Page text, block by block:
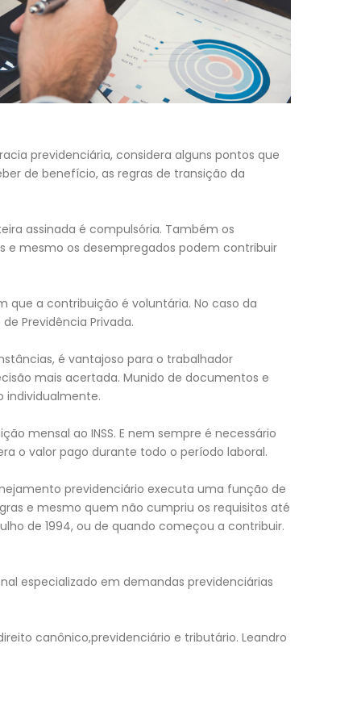
previdenciária, considera alguns pontos que
de benefício, as regras de transição da
assinada é compulsória. Também os
e mesmo os desempregados podem contribuir
que a contribuição é voluntária. No caso da
Previdência Privada.
é vantajoso para o trabalhador
mais acertada. Munido de documentos e
individualmente.
mensal ao INSS. E nem sempre é necessário
o valor pago durante todo o período laboral.
previdenciário executa uma função de
e mesmo quem não cumpriu os requisitos até
de 1994, ou de quando começou a contribuir.
especializado em demandas previdenciárias
canônico,previdenciário e tributário. Leandro